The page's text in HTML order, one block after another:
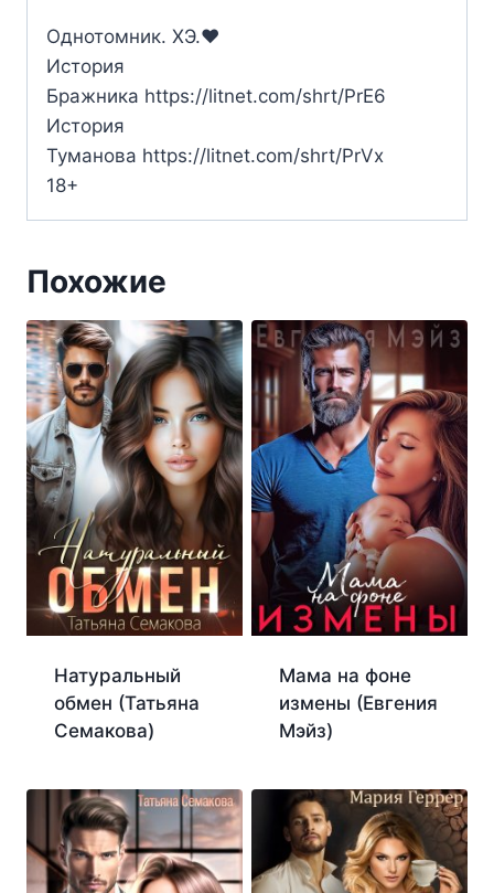
Однотомник. ХЭ.‍❤️‍
История
Бражника https://litnet.com/shrt/PrE6
История
Туманова https://litnet.com/shrt/PrVx
18+
Похожие
Натуральный
обмен (Татьяна
Семакова)
Мама на фоне
измены (Евгения
Мэйз)